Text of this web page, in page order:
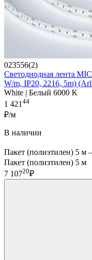
023556(2)
Светодиодная лента
W/m, IP20, 2216, 5m)
White | Белый 6000 K
1 421 44
₽/м
В наличии
Пакет (полиэтилен) 5 м
Пакет (полиэтилен) 5 м
7 10720₽